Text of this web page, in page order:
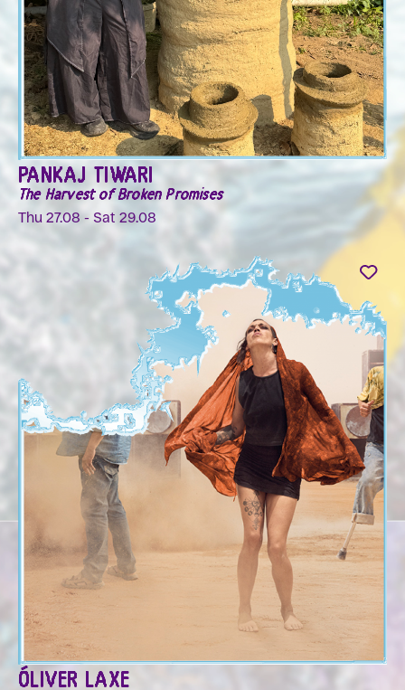
PANKAJ TIWARI
The Harvest of Broken Promises
Thu 27.08 - Sat 29.08
ÓLIVER LAXE